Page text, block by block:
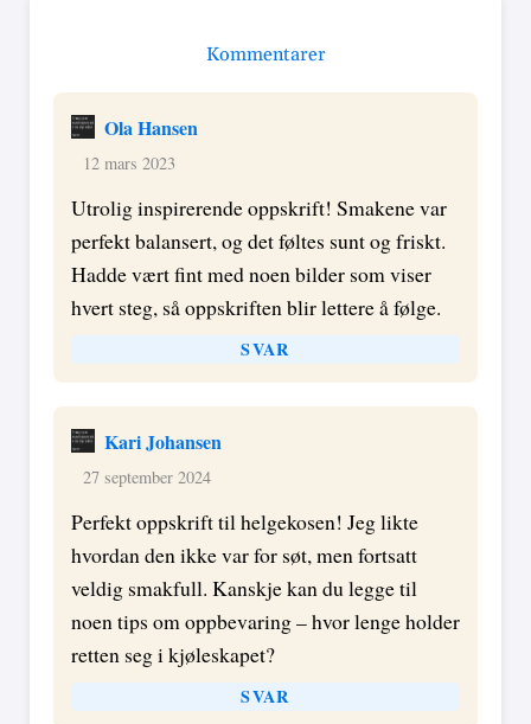
Kommentarer
Ola Hansen
12 mars 2023
Utrolig inspirerende oppskrift! Smakene var
perfekt balansert, og det føltes sunt og friskt.
Hadde vært fint med noen bilder som viser
hvert steg, så oppskriften blir lettere å følge.
SVAR
Kari Johansen
27 september 2024
Perfekt oppskrift til helgekosen! Jeg likte
hvordan den ikke var for søt, men fortsatt
veldig smakfull. Kanskje kan du legge til
noen tips om oppbevaring – hvor lenge holder
retten seg i kjøleskapet?
SVAR